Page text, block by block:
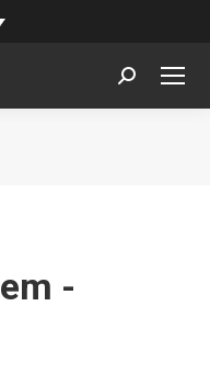
Search:
-